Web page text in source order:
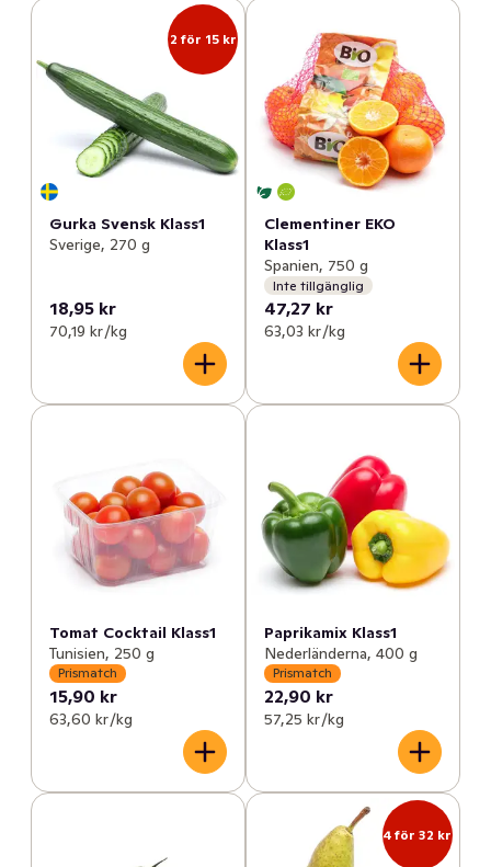
2 för 15 kr
Gurka Svensk Klass1
Sverige, 270 g
18,95 kr
70,19 kr /kg
Clementiner EKO
Klass1
Spanien, 750 g
Inte tillgänglig
47,27 kr
63,03 kr /kg
Tomat Cocktail Klass1
Tunisien, 250 g
Prismatch
15,90 kr
63,60 kr /kg
Paprikamix Klass1
Nederländerna, 400 g
Prismatch
22,90 kr
57,25 kr /kg
4 för 32 kr